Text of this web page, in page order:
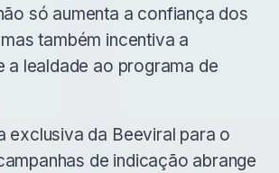
só aumenta a confiança dos
também incentiva a
a lealdade ao programa de
exclusiva da Beeviral para o
de indicação abrange